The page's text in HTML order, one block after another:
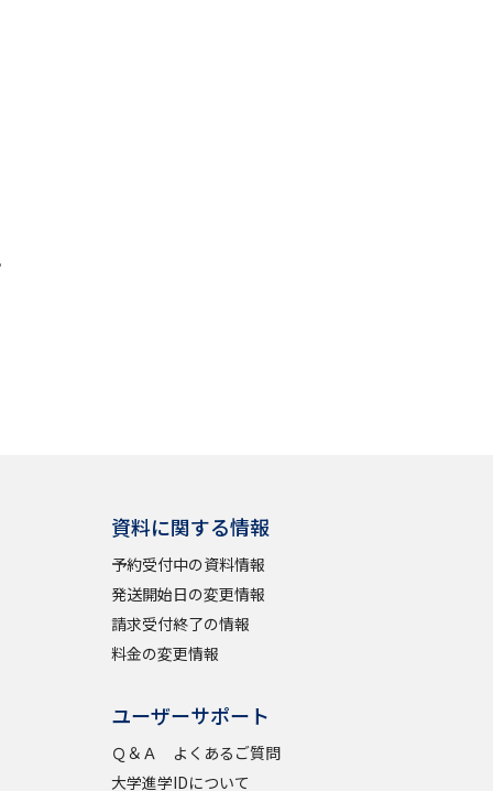
資料に関する情報
予約受付中の資料情報
発送開始日の変更情報
請求受付終了の情報
料金の変更情報
ユーザーサポート
Ｑ＆Ａ よくあるご質問
大学進学IDについて